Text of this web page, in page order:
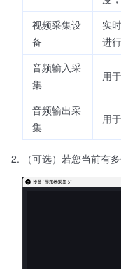
视频采集设
备
实
进
音频输入采
集
用
音频输出采
集
用
（可选）若您当前有